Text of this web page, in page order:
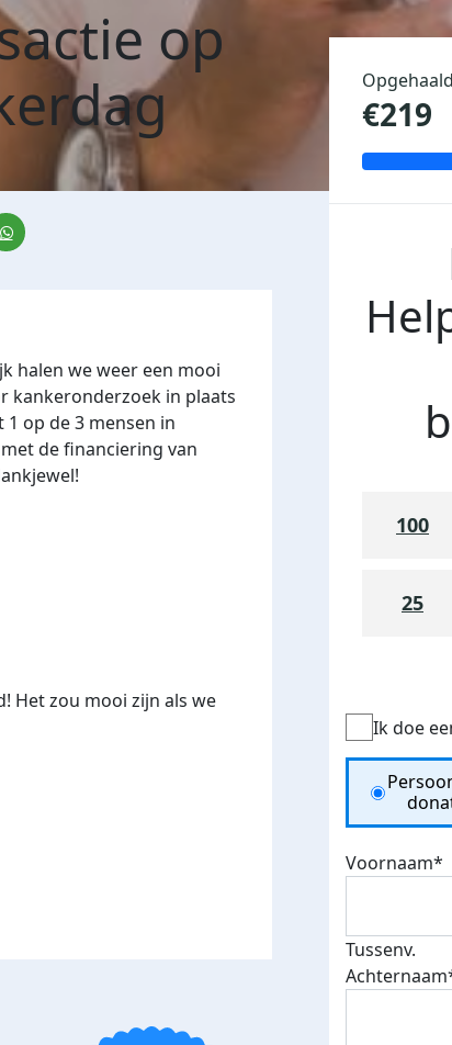
op
halen we weer een mooi
kankeronderzoek in plaats
op de 3 mensen in
de financiering van
Het zou mooi zijn als we
Opgehaald
€219
100
25
Ik doe
Voornaam*
Tussenv.